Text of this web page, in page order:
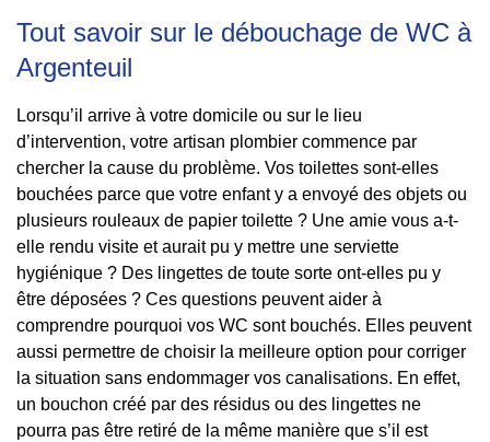
Tout savoir sur le débouchage de WC à
Argenteuil
Lorsqu’il arrive à votre domicile ou sur le lieu
d’intervention, votre artisan plombier commence par
chercher la cause du problème. Vos toilettes sont-elles
bouchées parce que votre enfant y a envoyé des objets ou
plusieurs rouleaux de papier toilette ? Une amie vous a-t-
elle rendu visite et aurait pu y mettre une serviette
hygiénique ? Des lingettes de toute sorte ont-elles pu y
être déposées ? Ces questions peuvent aider à
comprendre pourquoi vos WC sont bouchés. Elles peuvent
aussi permettre de choisir la meilleure option pour corriger
la situation sans endommager vos canalisations. En effet,
un bouchon créé par des résidus ou des lingettes ne
pourra pas être retiré de la même manière que s’il est